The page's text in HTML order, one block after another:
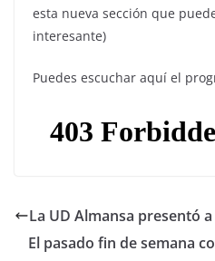
esta nueva sección que
interesante)
Puedes escuchar aquí el
La UD Almansa presentó
El pasado fin de semana